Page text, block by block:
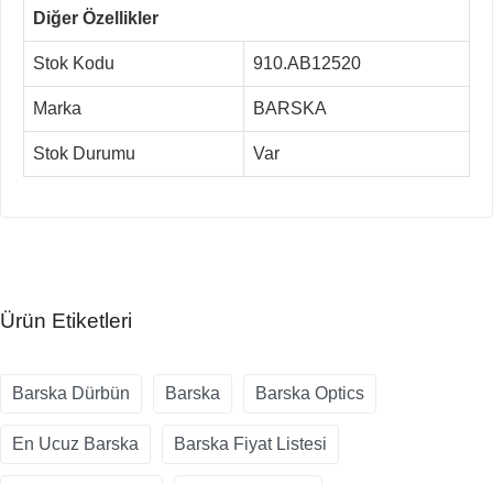
Diğer Özellikler
Stok Kodu 910.AB12520
Marka BARSKA
Stok Durumu Var
Ürün Etiketleri
Barska Dürbün Barska Barska Optics
En Ucuz Barska Barska Fiyat Listesi